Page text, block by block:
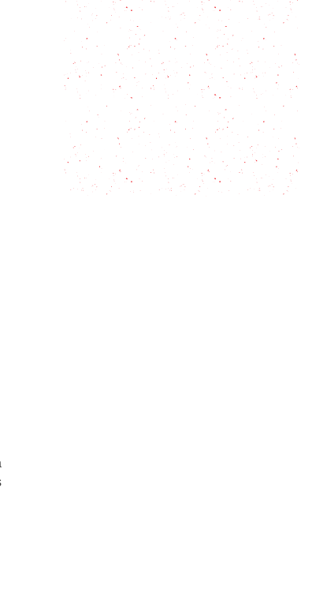
Pasta Alfredo con Pollo: super
rápida
Canelones de verdura: 3 rellenos
para todos los gustos
Capas y capas de sabor: les
presento al pasticho